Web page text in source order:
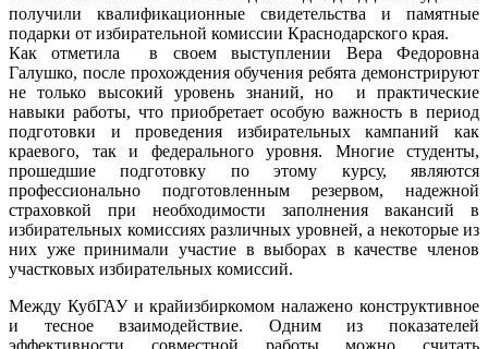
получили квалификационные свидетельства и памятные
подарки от избирательной комиссии Краснодарского края.
Как отметила в своем выступлении Вера Федоровна
Галушко, после прохождения обучения ребята демонстрируют
не только высокий уровень знаний, но и практические
навыки работы, что приобретает особую важность в период
подготовки и проведения избирательных кампаний как
краевого, так и федерального уровня. Многие студенты,
прошедшие подготовку по этому курсу, являются
профессионально подготовленным резервом, надежной
страховкой при необходимости заполнения вакансий в
избирательных комиссиях различных уровней, а некоторые из
них уже принимали участие в выборах в качестве членов
участковых избирательных комиссий.
Между КубГАУ и крайизбиркомом налажено конструктивное
и тесное взаимодействие. Одним из показателей
эффективности совместной работы можно считать